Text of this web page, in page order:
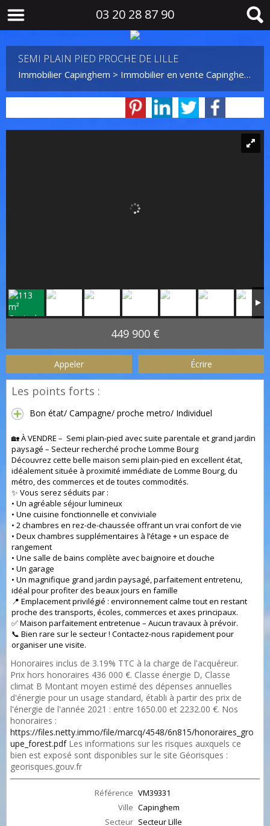
03 20 28 87 90
SEMI PLAIN PIED PROCHE DE LILLE
Immobilier Capinghem > Immobilier en vente Capinghem
449 900 €
Appeler Écrire
Les points forts :
Bon état/ Campagne/ proche metro/ Individuel
🏡 À VENDRE – Semi plain-pied avec suite parentale et grand jardin
paysagé – Secteur recherché proche Lomme Bourg
Découvrez cette belle maison semi plain-pied en excellent état,
idéalement située à proximité immédiate de Lomme Bourg, du
métro, des commerces et de toutes commodités.
✨ Vous serez séduits par :
• Un agréable séjour lumineux
• Une cuisine fonctionnelle et conviviale
• 2 chambres en rez-de-chaussée offrant un vrai confort de vie
• Deux chambres supplémentaires à l’étage + un espace de
rangement
• Une salle de bains complète avec baignoire et douche
• Un garage
• Un magnifique grand jardin paysagé, parfaitement entretenu,
idéal pour profiter des beaux jours en famille
📍 Emplacement privilégié : environnement calme tout en restant
proche des transports, écoles, commerces et axes principaux.
✅ Maison parfaitement entretenue – Aucun travaux à prévoir.
📞 Bien rare sur le secteur ! Contactez-nous rapidement pour
organiser une visite.
Honoraires inclus de 3.19% TTC à la charge de l'acquéreur.
Prix hors honoraires 436 000 €. Classe énergie D, Classe
climat B Montant moyen estimé des dépenses annuelles
d'énergie pour un usage standard, établi à partir des prix de
l'énergie de l'année 2021 : entre 1650.00 et 2232.00 €. Nos
honoraires :
https://files.netty.immo/file/marcq/4548/6n815/honoraires_gro
upe_forest.pdfLes informations sur les risques auxquels ce
bien est exposé sont disponibles sur le site Géorisques :
georisques.gouv.fr
Référence VM39331
Ville Capinghem
Secteur Secteur Lille